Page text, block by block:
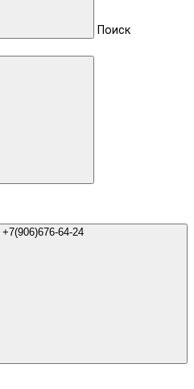
Поиск
+7(906)676-64-24